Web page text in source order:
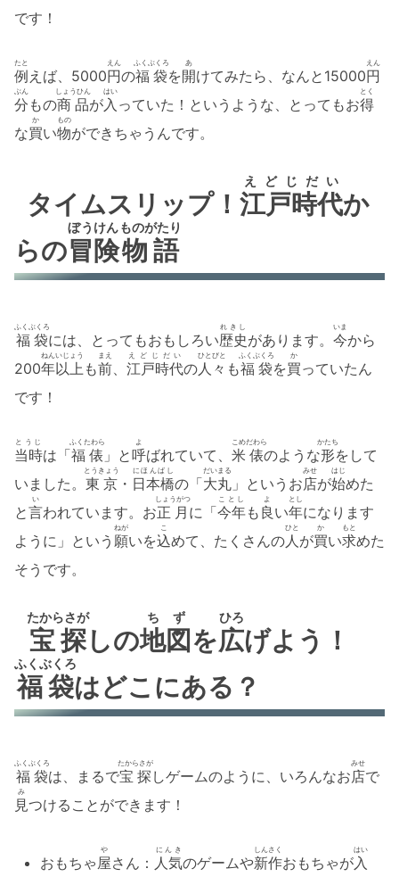
です！
例
たと
えば、5000円
えん
の福袋
ふくぶくろ
を開
あ
けてみたら、なんと15000円
えん
分
ぶん
もの商品
しょうひん
が入
はい
っていた！というような、とってもお得
とく
な買
か
い物
もの
ができちゃうんです。
タイムスリップ！江戸時代
えどじだい
か
らの冒険
ぼうけん
物語
ものがたり
福袋
ふくぶくろ
には、とってもおもしろい歴史
れきし
があります。 今
いま
から
200年
ねん
以上
いじょう
も前
まえ
、 江戸時代
えどじだい
の人々
ひとびと
も福袋
ふくぶくろ
を買
か
っていたん
です！
当時
とうじ
は「福俵
ふくたわら
」と呼
よ
ばれていて、 米
こめ
俵
だわら
のような形
かたち
をして
いました。 東京
とうきょう
・ 日本橋
にほんばし
の「大丸
だいまる
」というお店
みせ
が始
はじ
めた
と言
い
われています。お正月
しょうがつ
に「今年
ことし
も 良
よ
い年
とし
になります
ように」という 願
ねが
いを込
こ
めて、たくさんの 人
ひと
が買
か
い求
もと
めた
そうです。
宝探
たからさが
しの地図
ちず
を広
ひろ
げよう！
福袋
ふくぶくろ
はどこにある？
福袋
ふくぶくろ
は、まるで宝探
たからさが
しゲームのように、いろんなお店
みせ
で
見
み
つけることができます！
おもちゃ 屋
や
さん： 人気
にんき
のゲームや新作
しんさく
おもちゃが入
はい